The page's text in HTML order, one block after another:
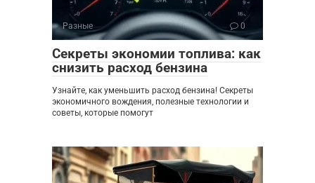
Разные 0
Секреты экономии топлива: как
снизить расход бензина
Узнайте, как уменьшить расход бензина! Секреты
экономичного вождения, полезные технологии и
советы, которые помогут